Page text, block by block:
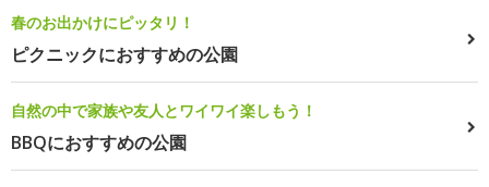
春のお出かけにピッタリ！
ピクニックにおすすめの公園
自然の中で家族や友人とワイワイ楽しもう！
BBQにおすすめの公園